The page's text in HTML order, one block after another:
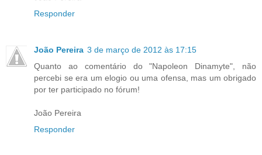
Responder
João Pereira 3 de março de 2012 às 17:15
Quanto ao comentário do "Napoleon Dinamyte", não
percebi se era um elogio ou uma ofensa, mas um obrigado
por ter participado no fórum!
João Pereira
Responder